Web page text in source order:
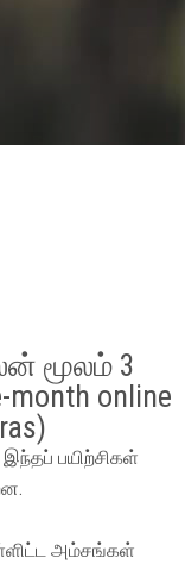
மூலம் 3
month online
பயிற்சிகள்
அம்சங்கள்